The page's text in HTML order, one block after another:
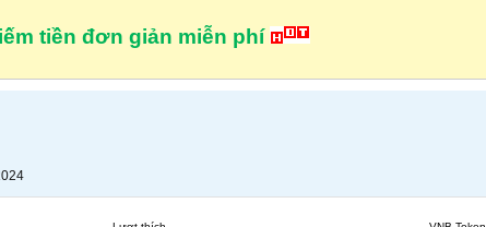
tiền đơn giản miễn phí